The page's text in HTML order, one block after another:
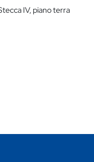
IV, piano terra